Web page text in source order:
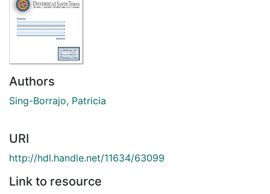
Authors
Sing-Borrajo, Patricia
URI
http://hdl.handle.net/11634/63099
Link to resource